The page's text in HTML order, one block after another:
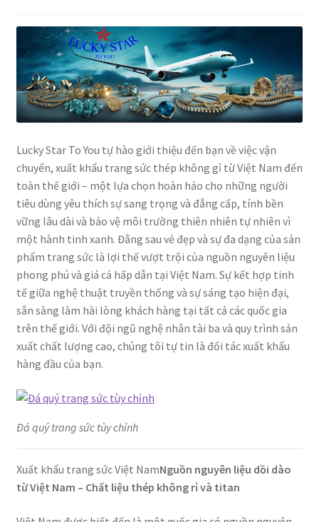
Lucky Star To You tự hào giới thiệu đến bạn về việc vận
chuyển, xuất khẩu trang sức thép không gỉ từ Việt Nam đến
toàn thế giới – một lựa chọn hoàn hảo cho những người
tiêu dùng yêu thích sự sang trọng và đẳng cấp, tính bền
vững lâu dài và bảo vệ môi trường thiên nhiên tự nhiên vì
một hành tinh xanh. Đằng sau vẻ đẹp và sự đa dạng của sản
phẩm trang sức là lợi thế vượt trội của nguồn nguyên liệu
phong phú và giá cả hấp dẫn tại Việt Nam. Sự kết hợp tinh
tế giữa nghệ thuật truyền thống và sự sáng tạo hiện đại,
sẵn sàng làm hài lòng khách hàng tại tất cả các quốc gia
trên thế giới. Với đội ngũ nghệ nhân tài ba và quy trình sản
xuất chất lượng cao, chúng tôi tự tin là đối tác xuất khẩu
hàng đầu của bạn.
Đá quý trang sức tùy chỉnh
Xuất khẩu trang sức Việt NamNguồn nguyên liệu dồi dào
từ Việt Nam – Chất liệu thép không rỉ và titan